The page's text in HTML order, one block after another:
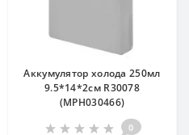
Аккумулятор холода 250мл
9.5*14*2см R30078
(MPH030466)
0